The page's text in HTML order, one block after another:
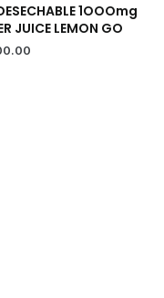
1OOOmg
JUICE LEMON GO